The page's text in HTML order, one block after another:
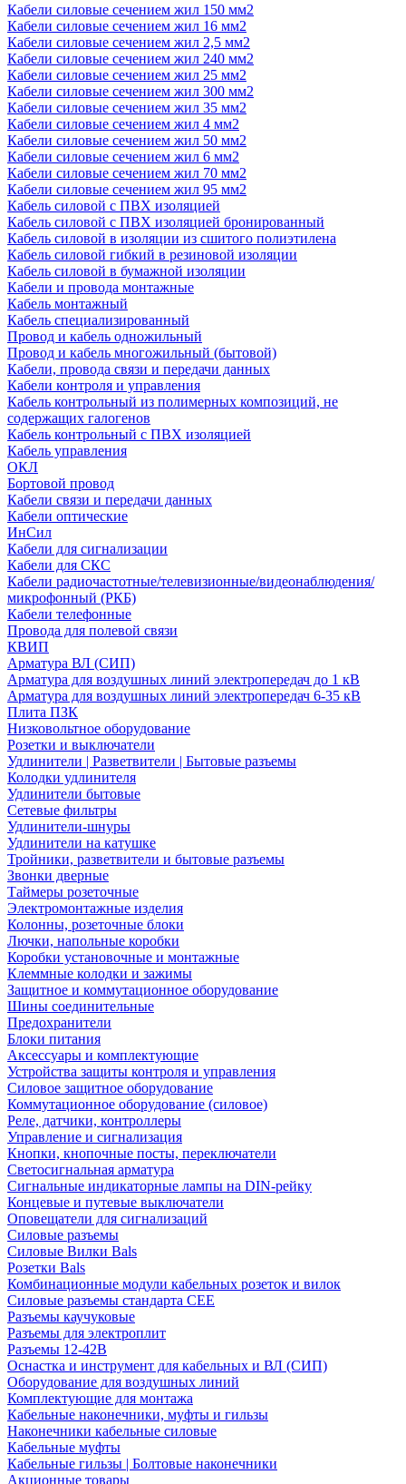
Кабели силовые сечением жил 150 мм2
Кабели силовые сечением жил 16 мм2
Кабели силовые сечением жил 2,5 мм2
Кабели силовые сечением жил 240 мм2
Кабели силовые сечением жил 25 мм2
Кабели силовые сечением жил 300 мм2
Кабели силовые сечением жил 35 мм2
Кабели силовые сечением жил 4 мм2
Кабели силовые сечением жил 50 мм2
Кабели силовые сечением жил 6 мм2
Кабели силовые сечением жил 70 мм2
Кабели силовые сечением жил 95 мм2
Кабель силовой с ПВХ изоляцией
Кабель силовой с ПВХ изоляцией бронированный
Кабель силовой в изоляции из сшитого полиэтилена
Кабель силовой гибкий в резиновой изоляции
Кабель силовой в бумажной изоляции
Кабели и провода монтажные
Кабель монтажный
Кабель специализированный
Провод и кабель одножильный
Провод и кабель многожильный (бытовой)
Кабели, провода связи и передачи данных
Кабели контроля и управления
Кабель контрольный из полимерных композиций, не
содержащих галогенов
Кабель контрольный с ПВХ изоляцией
Кабель управления
ОКЛ
Бортовой провод
Кабели связи и передачи данных
Кабели оптические
ИнСил
Кабели для сигнализации
Кабели для СКС
Кабели радиочастотные/телевизионные/видеонаблюдения/
микрофонный (РКБ)
Кабели телефонные
Провода для полевой связи
КВИП
Арматура ВЛ (СИП)
Арматура для воздушных линий электропередач до 1 кВ
Арматура для воздушных линий электропередач 6-35 кВ
Плита ПЗК
Низковольтное оборудование
Розетки и выключатели
Удлинители | Разветвители | Бытовые разъемы
Колодки удлинителя
Удлинители бытовые
Сетевые фильтры
Удлинители-шнуры
Удлинители на катушке
Тройники, разветвители и бытовые разъемы
Звонки дверные
Таймеры розеточные
Электромонтажные изделия
Колонны, розеточные блоки
Лючки, напольные коробки
Коробки установочные и монтажные
Клеммные колодки и зажимы
Защитное и коммутационное оборудование
Шины соединительные
Предохранители
Блоки питания
Аксессуары и комплектующие
Устройства защиты контроля и управления
Силовое защитное оборудование
Коммутационное оборудование (силовое)
Реле, датчики, контроллеры
Управление и сигнализация
Кнопки, кнопочные посты, переключатели
Светосигнальная арматура
Сигнальные индикаторные лампы на DIN-рейку
Концевые и путевые выключатели
Оповещатели для сигнализаций
Силовые разъемы
Силовые Вилки Bals
Розетки Bals
Комбинационные модули кабельных розеток и вилок
Силовые разъемы стандарта CEE
Разъемы каучуковые
Разъемы для электроплит
Разъемы 12-42В
Оснастка и инструмент для кабельных и ВЛ (СИП)
Оборудование для воздушных линий
Комплектующие для монтажа
Кабельные наконечники, муфты и гильзы
Наконечники кабельные силовые
Кабельные муфты
Кабельные гильзы | Болтовые наконечники
Акционные товары